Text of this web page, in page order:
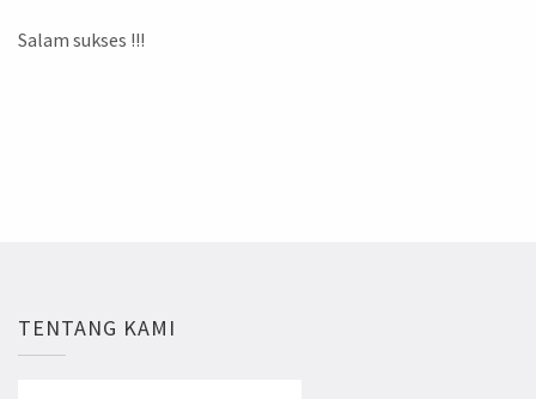
Salam sukses !!!
TENTANG KAMI